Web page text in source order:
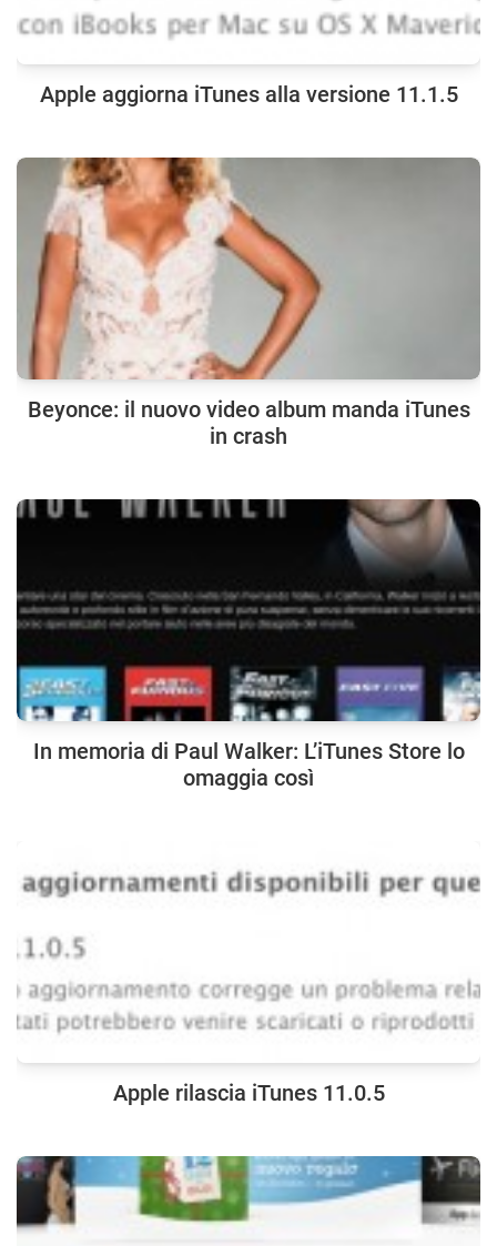
Apple aggiorna iTunes alla versione 11.1.5
Beyonce: il nuovo video album manda iTunes
in crash
In memoria di Paul Walker: L’iTunes Store lo
omaggia così
Apple rilascia iTunes 11.0.5